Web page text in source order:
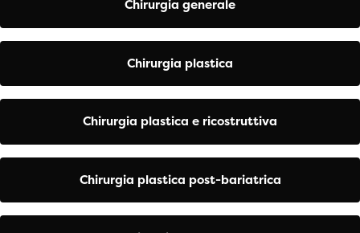
Chirurgia generale
Chirurgia plastica
Chirurgia plastica e ricostruttiva
Chirurgia plastica post-bariatrica